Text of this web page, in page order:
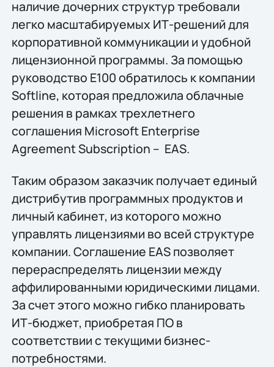
наличие дочерних структур требовали
легко масштабируемых ИТ-решений для
корпоративной коммуникации и удобной
лицензионной программы. За помощью
руководство E100 обратилось к компании
Softline, которая предложила облачные
решения в рамках трехлетнего
соглашения Microsoft Enterprise
Agreement Subscription – EAS.
Таким образом заказчик получает единый
дистрибутив программных продуктов и
личный кабинет, из которого можно
управлять лицензиями во всей структуре
компании. Соглашение EAS позволяет
перераспределять лицензии между
аффилированными юридическими лицами.
За счет этого можно гибко планировать
ИТ-бюджет, приобретая ПО в
соответствии с текущими бизнес-
потребностями.